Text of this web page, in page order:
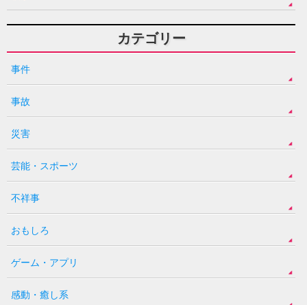
カテゴリー
事件
事故
災害
芸能・スポーツ
不祥事
おもしろ
ゲーム・アプリ
感動・癒し系